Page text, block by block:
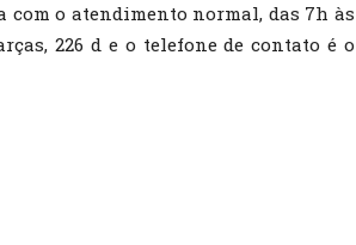
com o atendimento normal, das 7h às
226 d e o telefone de contato é o